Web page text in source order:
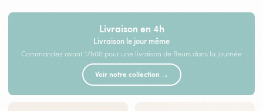
Livraison en 4h
Livraison le jour même
Commandez avant 17h00 pour une livraison de fleurs dans la journée
Voir notre collection →